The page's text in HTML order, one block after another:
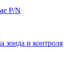
P/N
зонда и контроля